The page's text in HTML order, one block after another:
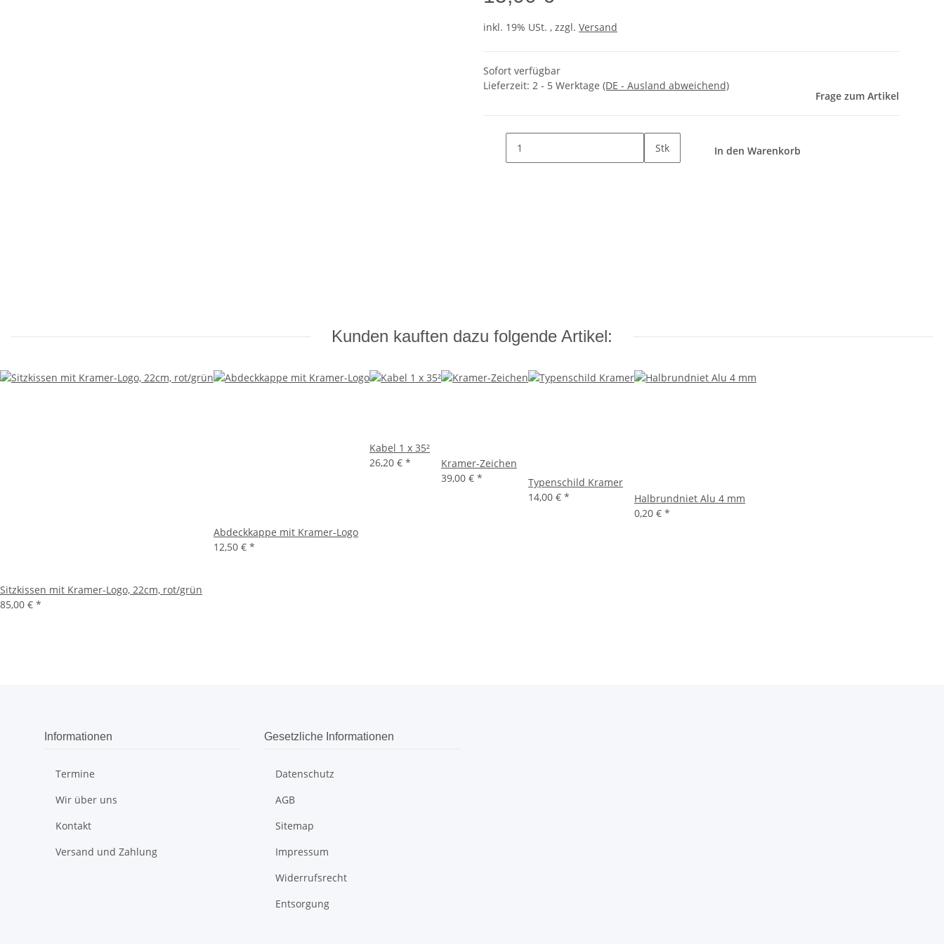
inkl. 19% USt. , zzgl. Versand
Sofort verfügbar
Lieferzeit: 2 - 5 Werktage (DE - Ausland abweichend)
Frage zum Artikel
Stk In den Warenkorb
Kunden kauften dazu folgende Artikel:
Sitzkissen mit Kramer-Logo, 22cm, rot/grün
85,00 € *
Abdeckkappe mit Kramer-Logo
12,50 € *
Kabel 1 x 35²
26,20 € *
Kramer-Zeichen
39,00 € *
Typenschild Kramer
14,00 € *
Halbrundniet Alu 4 mm
0,20 € *
Informationen
Termine
Wir über uns
Kontakt
Versand und Zahlung
Gesetzliche Informationen
Datenschutz
AGB
Sitemap
Impressum
Widerrufsrecht
Entsorgung